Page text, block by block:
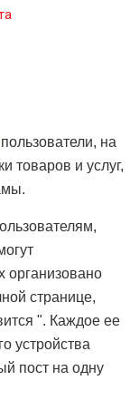
пользователи, на
товаров и услуг,
организовано
странице,
". Каждое ее
устройства
пост на одну